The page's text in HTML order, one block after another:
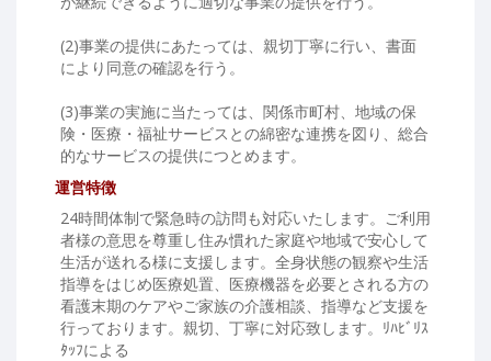
(2)事業の提供にあたっては、親切丁寧に行い、書面
により同意の確認を行う。
(3)事業の実施に当たっては、関係市町村、地域の保
険・医療・福祉サービスとの綿密な連携を図り、総合
的なサービスの提供につとめます。
運営特徴
24時間体制で緊急時の訪問も対応いたします。ご利用
者様の意思を尊重し住み慣れた家庭や地域で安心して
生活が送れる様に支援します。全身状態の観察や生活
指導をはじめ医療処置、医療機器を必要とされる方の
看護末期のケアやご家族の介護相談、指導など支援を
行っております。親切、丁寧に対応致します。ﾘﾊﾋﾞﾘｽ
ﾀｯﾌによる